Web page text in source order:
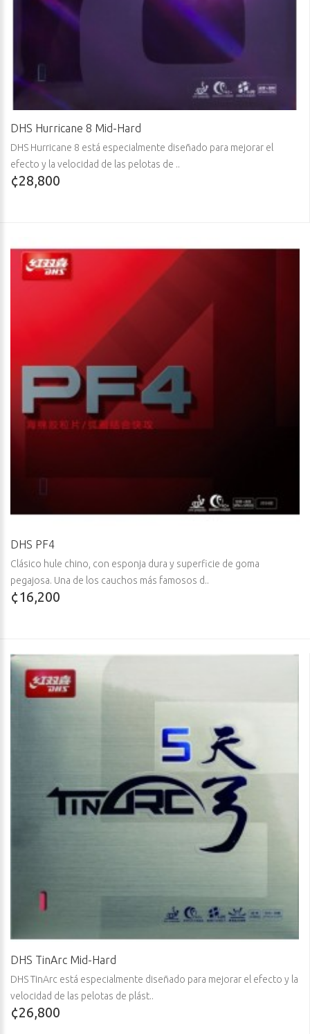
DHS Hurricane 8 Mid-Hard
DHS Hurricane 8 está especialmente diseñado para mejorar el
efecto y la velocidad de las pelotas de ..
¢28,800
DHS PF4
Clásico hule chino, con esponja dura y superficie de goma
pegajosa. Una de los cauchos más famosos d..
¢16,200
DHS TinArc Mid-Hard
DHS TinArc está especialmente diseñado para mejorar el efecto y la
velocidad de las pelotas de plást..
¢26,800